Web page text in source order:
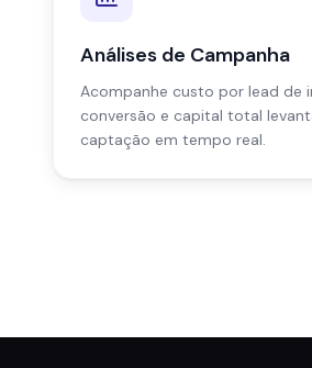
Análises de Campanha
Acompanhe custo por lead de
conversão e capital total
captação em tempo real.